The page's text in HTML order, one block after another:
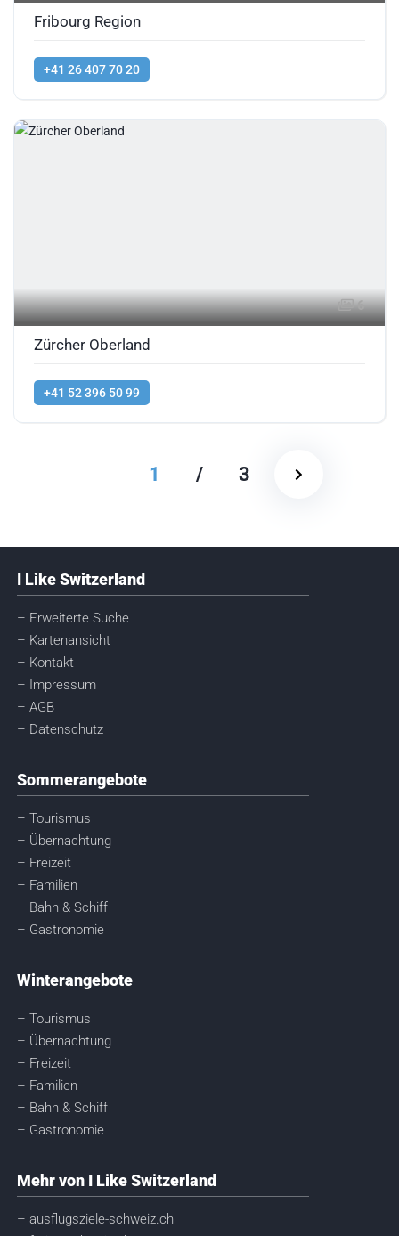
Fribourg Region
+41 26 407 70 20
6
Zürcher Oberland
+41 52 396 50 99
1 / 3
I Like Switzerland
– Erweiterte Suche
– Kartenansicht
– Kontakt
– Impressum
– AGB
– Datenschutz
Sommerangebote
– Tourismus
– Übernachtung
– Freizeit
– Familien
– Bahn & Schiff
– Gastronomie
Winterangebote
– Tourismus
– Übernachtung
– Freizeit
– Familien
– Bahn & Schiff
– Gastronomie
Mehr von I Like Switzerland
– ausflugsziele-schweiz.ch